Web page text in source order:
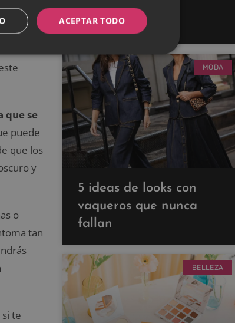
día
que se
puede
que los
y
o
tan
te
para ampliar tus
espacios
MODA
5 ideas de looks con
vaqueros que nunca
fallan
BELLEZA
ACEPTAR TODO